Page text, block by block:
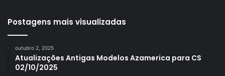
Azamerica S1005
Azamerica S1006 Plus
Postagens mais visualizadas
outubro 2, 2025
Atualizações Antigas Modelos Azamerica para CS
02/10/2025